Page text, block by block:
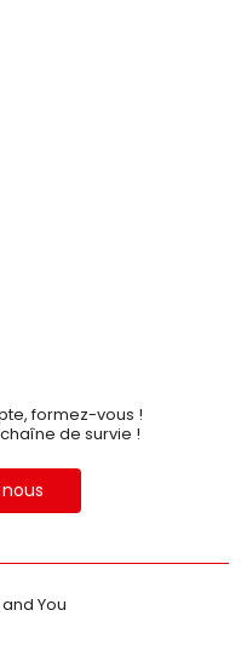
formez-vous !
de survie !
You